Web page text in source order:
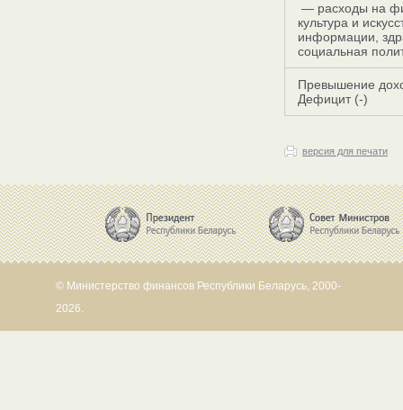
— расходы на
культура и
информации,
социальная
Превышение
Дефицит (-)
версия для печати
© Министерство финансов Республики Беларусь, 2000-
2026.